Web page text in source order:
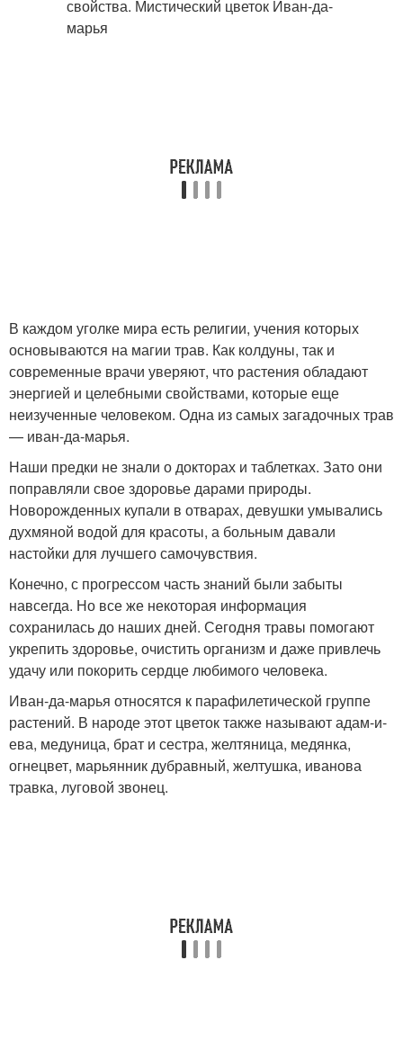
В каждом уголке мира есть религии, учения которых
основываются на магии трав. Как колдуны, так и
современные врачи уверяют, что растения обладают
энергией и целебными свойствами, которые еще
неизученные человеком. Одна из самых загадочных трав
— иван-да-марья.
Наши предки не знали о докторах и таблетках. Зато они
поправляли свое здоровье дарами природы.
Новорожденных купали в отварах, девушки умывались
духмяной водой для красоты, а больным давали
настойки для лучшего самочувствия.
Конечно, с прогрессом часть знаний были забыты
навсегда. Но все же некоторая информация
сохранилась до наших дней. Сегодня травы помогают
укрепить здоровье, очистить организм и даже привлечь
удачу или покорить сердце любимого человека.
Иван-да-марья относятся к парафилетической группе
растений. В народе этот цветок также называют адам-и-
ева, медуница, брат и сестра, желтяница, медянка,
огнецвет, марьянник дубравный, желтушка, иванова
травка, луговой звонец.